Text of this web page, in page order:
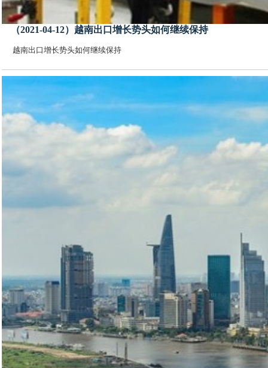
（2021-04-12）越南出口增长势头如何继续保持
越南出口增长势头如何继续保持